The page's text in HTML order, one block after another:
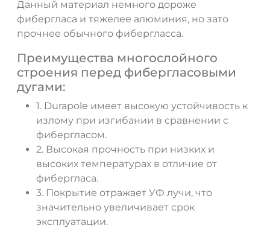
Данный материал немного дороже
фибергласа и тяжелее алюминия, но зато
прочнее обычного фибергласса.
Преимущества многослойного
строения перед фибергласовыми
дугами:
1. Durapole имеет высокую устойчивость к
излому при изгибании в сравнении с
фибергласом.
2. Высокая прочность при низких и
высоких температурах в отличие от
фибергласа.
3. Покрытие отражает УФ лучи, что
значительно увеличивает срок
эксплуатации.
ДА НЕТ